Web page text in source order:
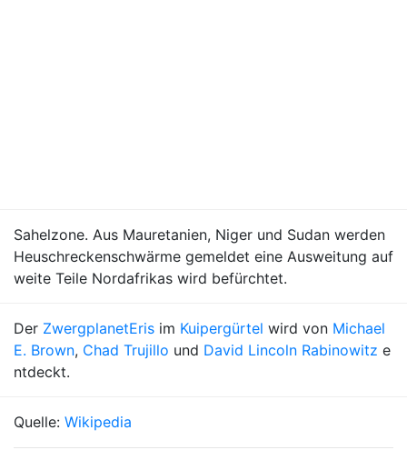
Sahelzone. Aus Mauretanien, Niger und Sudan werden
Heuschreckenschwärme gemeldet eine Ausweitung auf
weite Teile Nordafrikas wird befürchtet.
Der ZwergplanetEris im Kuipergürtel wird von Michael
E. Brown, Chad Trujillo und David Lincoln Rabinowitz e
ntdeckt.
Quelle: Wikipedia